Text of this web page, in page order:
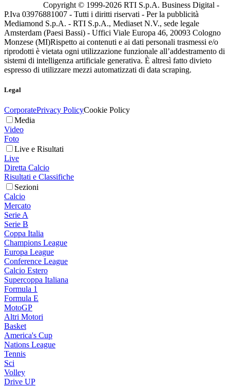
Copyright © 1999-2026 RTI S.p.A. Business Digital -
P.Iva 03976881007 - Tutti i diritti riservati - Per la pubblicità
Mediamond S.p.A. - RTI S.p.A., Mediaset N.V., sede legale
Amsterdam (Paesi Bassi) - Uffici Viale Europa 46, 20093 Cologno
Monzese (MI)Rispetto ai contenuti e ai dati personali trasmessi e/o
riprodotti è vietata ogni utilizzazione funzionale all’addestramento di
sistemi di intelligenza artificiale generativa. È altresì fatto divieto
espresso di utilizzare mezzi automatizzati di data scraping.
Legal
CorporatePrivacy PolicyCookie Policy
Media
Video
Foto
Live e Risultati
Live
Diretta Calcio
Risultati e Classifiche
Sezioni
Calcio
Mercato
Serie A
Serie B
Coppa Italia
Champions League
Europa League
Conference League
Calcio Estero
Supercoppa Italiana
Formula 1
Formula E
MotoGP
Altri Motori
Basket
America's Cup
Nations League
Tennis
Sci
Volley
Drive UP